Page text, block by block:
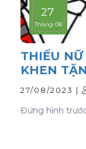
27
Tháng 08
THIẾU
KHEN
27/08/2023 |
Đứng hình